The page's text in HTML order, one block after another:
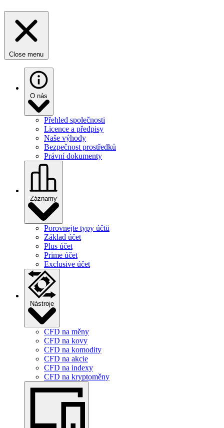
Close menu
O nás
Přehled společnosti
Licence a předpisy
Naše výhody
Bezpečnost prostředků
Právní dokumenty
Záznamy
Porovnejte typy účtů
Základ účet
Plus účet
Prime účet
Exclusive účet
Nástroje
CFD na měny
CFD na kovy
CFD na komodity
CFD na akcie
CFD na indexy
CFD na kryptoměny